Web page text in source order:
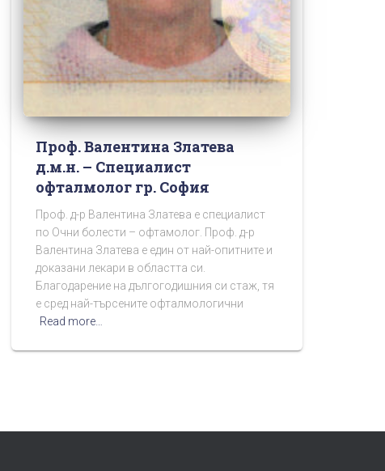
Проф. Валентина Златева
д.м.н. – Специалист
офталмолог гр. София
Проф. д-р Валентина Златева е специалист
по Очни болести – офтамолог. Проф. д-р
Валентина Златева е един от най-опитните и
доказани лекари в областта си.
Благодарение на дългогодишния си стаж, тя
е сред най-търсените офталмологични
Read more…